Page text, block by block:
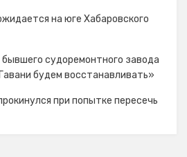
на юге Хабаровского
судоремонтного завода
будем восстанавливать»
при попытке пересечь